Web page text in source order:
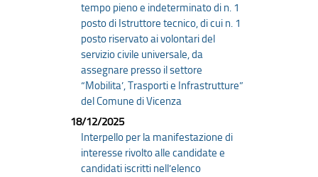
tempo pieno e indeterminato di n. 1
posto di Istruttore tecnico, di cui n. 1
posto riservato ai volontari del
servizio civile universale, da
assegnare presso il settore
“Mobilita’, Trasporti e Infrastrutture”
del Comune di Vicenza
18/12/2025
Interpello per la manifestazione di
interesse rivolto alle candidate e
candidati iscritti nell’elenco